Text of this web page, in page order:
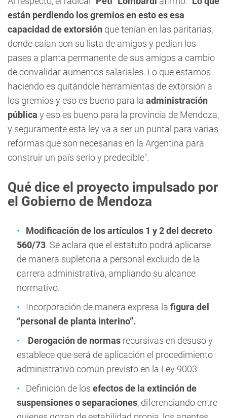
están perdiendo los gremios en esto es esa
capacidad de extorsión que tenían en las paritarias,
donde caían con su lista de amigos y pedían los
pases a planta permanente de sus amigos a cambio
de convalidar aumentos salariales. Lo que estamos
haciendo es quitándole herramientas de extorsión a
los gremios y eso es bueno para la administración
pública y eso es bueno para la provincia de Mendoza,
y seguramente esta ley va a ser un puntal para varias
reformas que son necesarias en la Argentina para
construir un país serio y predecible".
Qué dice el proyecto impulsado por
el Gobierno de Mendoza
Modificación de los artículos 1 y 2 del decreto
560/73. Se aclara que el estatuto podrá aplicarse
de manera supletoria a personal excluido de la
carrera administrativa, ampliando su alcance
normativo.
Incorporación de manera expresa la figura del
“personal de planta interino”.
Derogación de normas recursivas en desuso y
establece que será de aplicación el procedimiento
administrativo común previsto en la Ley 9003.
Definición de los efectos de la extinción de
suspensiones o separaciones, diferenciando entre